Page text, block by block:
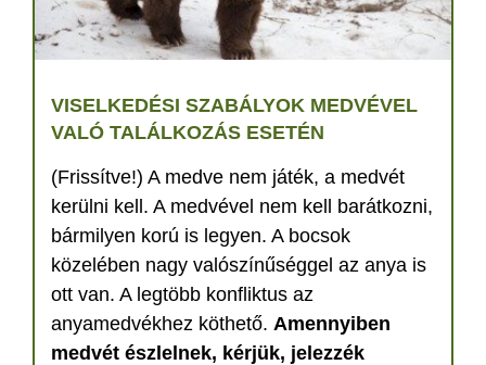
VISELKEDÉSI SZABÁLYOK MEDVÉVEL
VALÓ TALÁLKOZÁS ESETÉN
(Frissítve!) A medve nem játék, a medvét
kerülni kell. A medvével nem kell barátkozni,
bármilyen korú is legyen. A bocsok
közelében nagy valószínűséggel az anya is
ott van. A legtöbb konfliktus az
anyamedvékhez köthető. Amennyiben
medvét észlelnek, kérjük, jelezzék